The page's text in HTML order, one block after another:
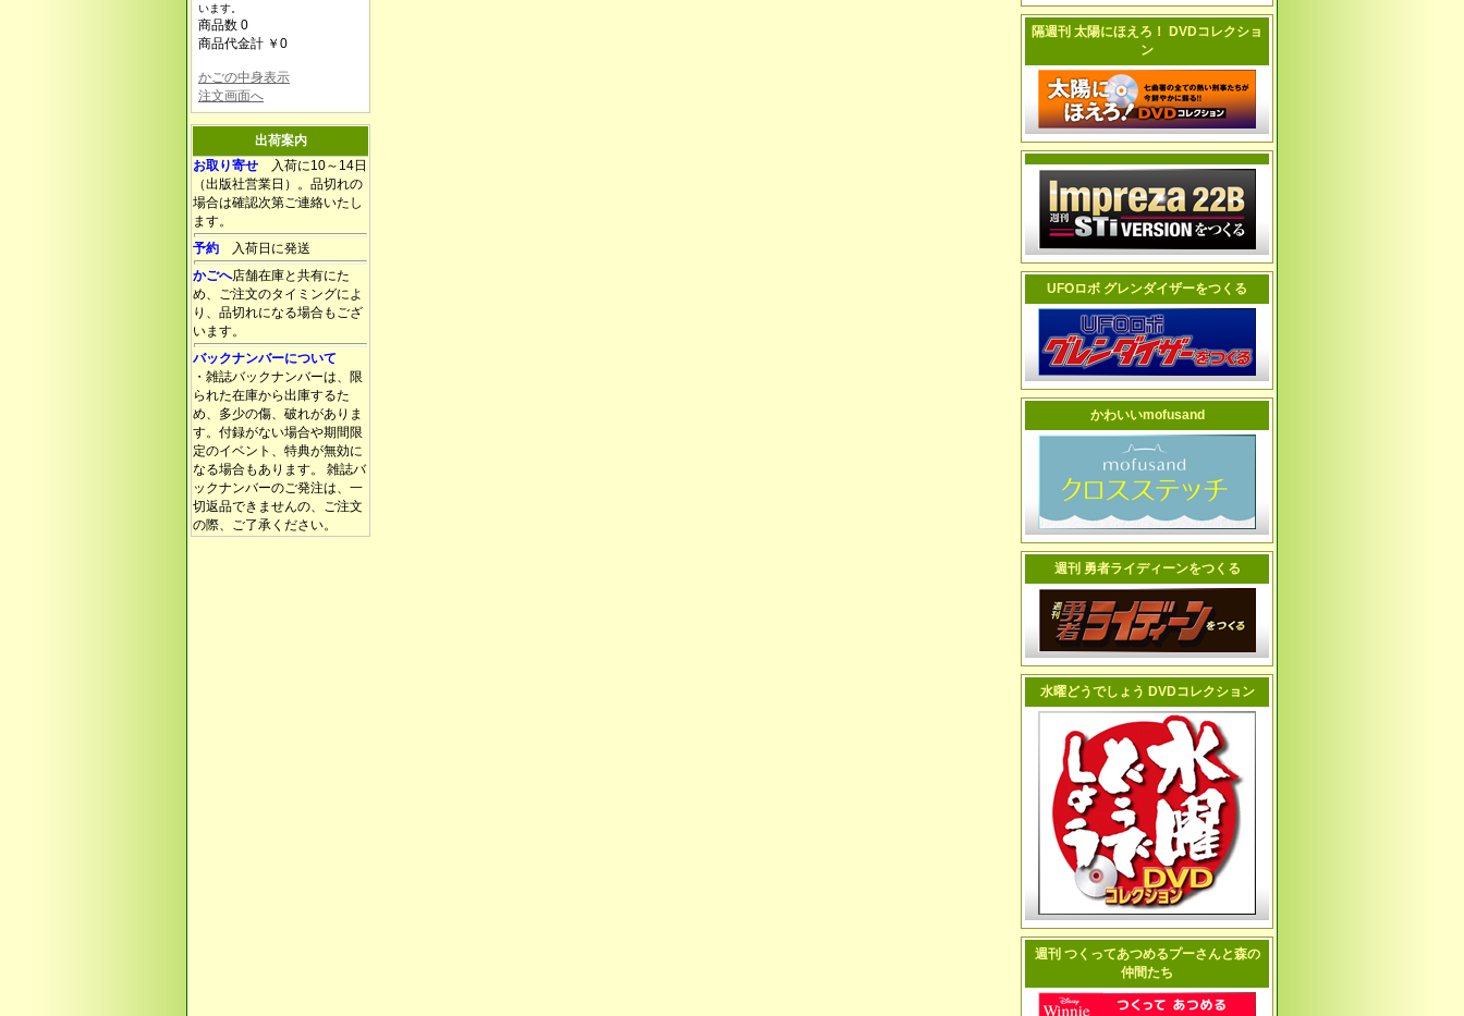
います。
商品数 0
商品代金計 ￥0
かごの中身表示
注文画面へ
出荷案内
お取り寄せ 入荷に10～14日
（出版社営業日）。品切れの
場合は確認次第ご連絡いたし
ます。
予約 入荷日に発送
かごへ店舗在庫と共有にた
め、ご注文のタイミングによ
り、品切れになる場合もござ
います。
バックナンバーについて
・雑誌バックナンバーは、限
られた在庫から出庫するた
め、多少の傷、破れがありま
す。付録がない場合や期間限
定のイベント、特典が無効に
なる場合もあります。 雑誌バ
ックナンバーのご発注は、一
切返品できませんの、ご注文
の際、ご了承ください。
隔週刊 太陽にほえろ！ DVDコレクショ
ン
UFOロボ グレンダイザーをつくる
かわいいmofusand
週刊 勇者ライディーンをつくる
水曜どうでしょう DVDコレクション
週刊 つくってあつめるプーさんと森の
仲間たち